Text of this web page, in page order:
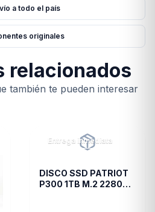
a todo el país
originales
relacionados
también te pueden interesar
Entrega inmediata
DISCO SSD PATRIOT
P300 1TB M.2 2280